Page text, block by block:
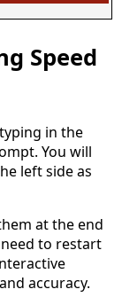
Speed
in the
You will
left side as
at the end
to restart
accuracy.